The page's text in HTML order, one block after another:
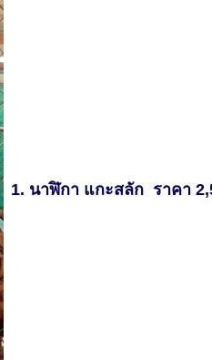
1. นาฬิกา แกะสลัก ราคา